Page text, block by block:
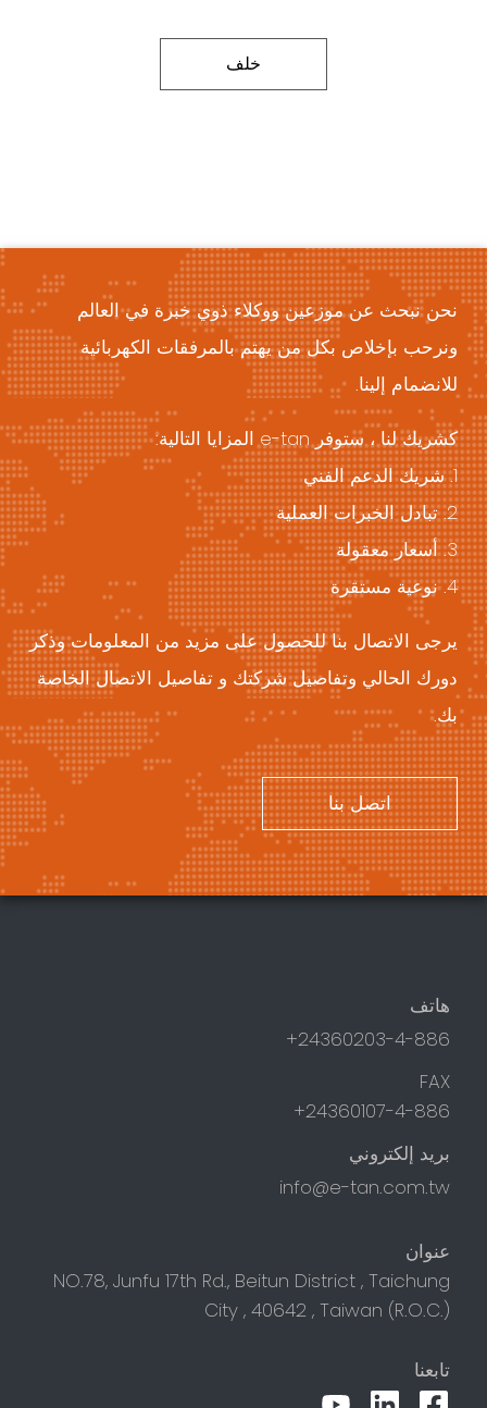
خلف
نحن نبحث عن موزعين ووكلاء ذوي خبرة في العالم
ونرحب بإخلاص بكل من يهتم بالمرفقات الكهربائية
للانضمام إلينا.
كشريك لنا ، ستوفر e-tan المزايا التالية:
1. شريك الدعم الفني
2. تبادل الخبرات العملية
3. أسعار معقولة
4. نوعية مستقرة
يرجى الاتصال بنا للحصول على مزيد من المعلومات وذكر
دورك الحالي وتفاصيل شركتك و تفاصيل الاتصال الخاصة
بك.
اتصل بنا
هاتف
24360203-4-886+
FAX
24360107-4-886+
بريد إلكتروني
info@e-tan.com.tw
عنوان
NO.78, Junfu 17th Rd., Beitun District, Taichung
City, 40642, Taiwan (R.O.C.)
تابعنا